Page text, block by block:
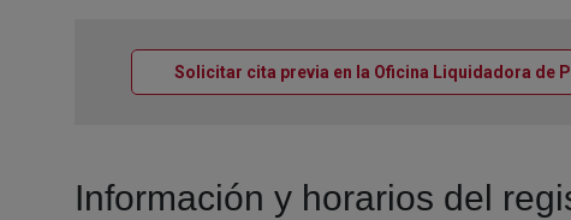
Solicitar cita previa en la Oficina Liquidadora de
Información y horarios del